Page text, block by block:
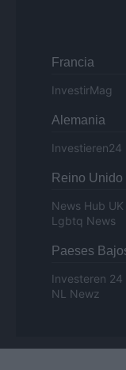
Francia
InvestirMag
Alemania
Investieren24
Reino Unido
News Hub UK
Lgbtq News
Paeses
Investeren 24
NL Newz